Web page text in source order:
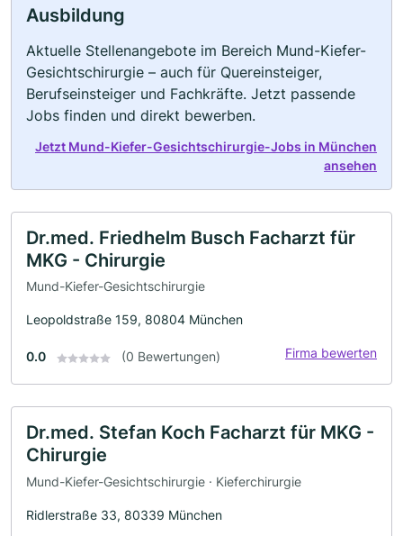
Ausbildung
Aktuelle Stellenangebote im Bereich Mund-Kiefer-
Gesichtschirurgie – auch für Quereinsteiger,
Berufseinsteiger und Fachkräfte. Jetzt passende
Jobs finden und direkt bewerben.
Jetzt Mund-Kiefer-Gesichtschirurgie-Jobs in München
ansehen
Dr.med. Friedhelm Busch Facharzt für
MKG - Chirurgie
Mund-Kiefer-Gesichtschirurgie
Leopoldstraße 159, 80804 München
0.0 (0 Bewertungen) Firma bewerten
Dr.med. Stefan Koch Facharzt für MKG -
Chirurgie
Mund-Kiefer-Gesichtschirurgie · Kieferchirurgie
Ridlerstraße 33, 80339 München